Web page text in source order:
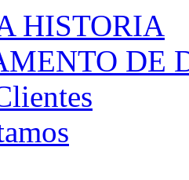
HISTORIA
DE